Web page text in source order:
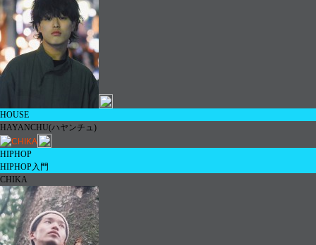
HOUSE
HAYANCHU(ハヤンチュ)
HIPHOP
HIPHOP入門
CHIKA